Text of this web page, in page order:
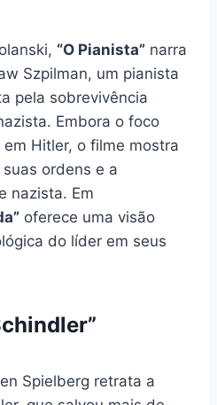
“O Pianista” narra
Szpilman, um pianista
pela sobrevivência
Embora o foco
Hitler, o filme mostra
ordens e a
nazista. Em
oferece uma visão
do líder em seus
Spielberg retrata a